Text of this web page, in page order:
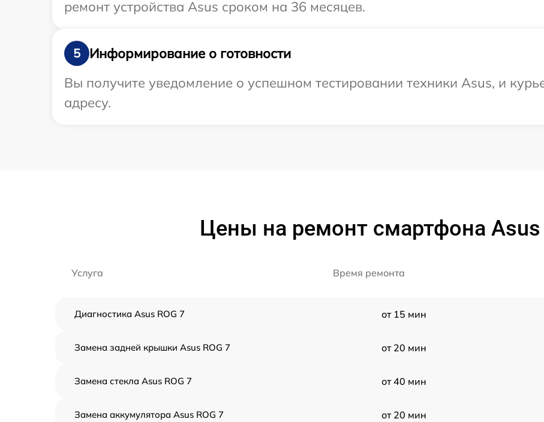
ремонт устройства Asus сроком на 36 месяцев.
5
Информирование о готовности
Вы получите уведомление о успешном тестировании техники Asus, и
адресу.
Цены на ремонт смартфона Asus
Услуга Время ремонта
Диагностика Asus ROG 7 от 15 мин
Замена задней крышки Asus ROG 7 от 20 мин
Замена стекла Asus ROG 7 от 40 мин
Замена аккумулятора Asus ROG 7 от 20 мин